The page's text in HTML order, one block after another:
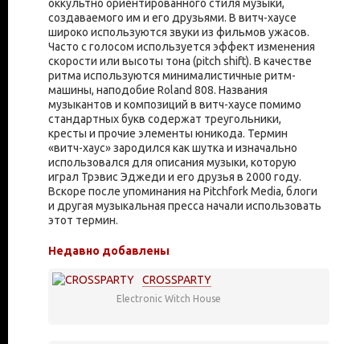
оккультно ориентированного стиля музыки,
создаваемого им и его друзьями. В витч-хаусе
широко используются звуки из фильмов ужасов.
Часто с голосом используется эффект изменения
скорости или высоты тона (pitch shift). В качестве
ритма используются минималистичные ритм-
машины, наподобие Roland 808. Названия
музыкантов и композиций в витч-хаусе помимо
стандартных букв содержат треугольники,
кресты и прочие элементы юникода. Термин
«витч-хаус» зародился как шутка и изначально
использовался для описания музыки, которую
играл Трэвис Эджеди и его друзья в 2000 году.
Вскоре после упоминания на Pitchfork Media, блоги
и другая музыкальная пресса начали использовать
этот термин.
Недавно добавлены
CROSSPARTY
Electronic Witch House